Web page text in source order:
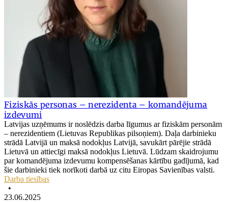
Fiziskās personas – nerezidenta – komandējuma
izdevumi
Latvijas uzņēmums ir noslēdzis darba līgumus ar fiziskām personām
– nerezidentiem (Lietuvas Republikas pilsoņiem). Daļa darbinieku
strādā Latvijā un maksā nodokļus Latvijā, savukārt pārējie strādā
Lietuvā un attiecīgi maksā nodokļus Lietuvā. Lūdzam skaidrojumu
par komandējuma izdevumu kompensēšanas kārtību gadījumā, kad
šie darbinieki tiek norīkoti darbā uz citu Eiropas Savienības valsti.
Darba tiesības
•
23.06.2025